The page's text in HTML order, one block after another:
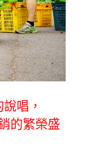
唱，
的繁榮盛